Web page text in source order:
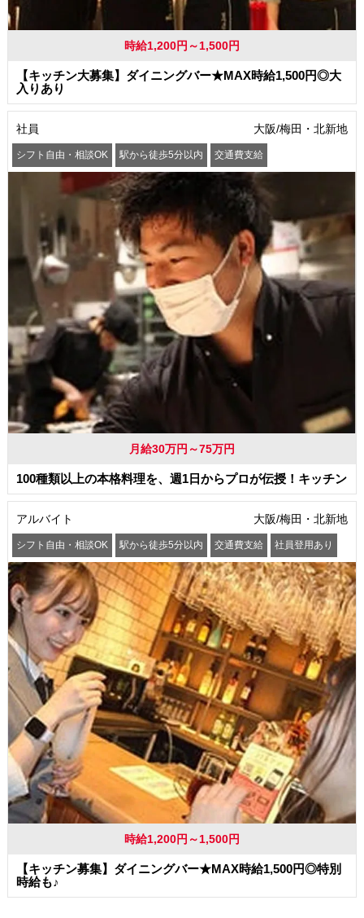
時給1,200円～1,500円
【キッチン大募集】ダイニングバー★MAX時給1,500円◎大
入りあり
社員 大阪/梅田・北新地
シフト自由・相談OK 駅から徒歩5分以内 交通費支給
月給30万円～75万円
100種類以上の本格料理を、週1日からプロが伝授！キッチン
アルバイト 大阪/梅田・北新地
シフト自由・相談OK 駅から徒歩5分以内 交通費支給 社員登用あり
時給1,200円～1,500円
【キッチン募集】ダイニングバー★MAX時給1,500円◎特別
時給も♪